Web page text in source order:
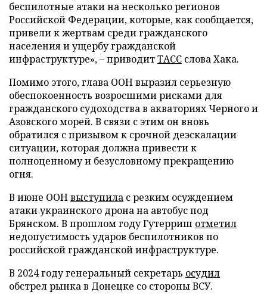
беспилотные атаки на несколько регионов
Российской Федерации, которые, как сообщается,
привели к жертвам среди гражданского
населения и ущербу гражданской
инфраструктуре», – приводитТАСС слова Хака.
Помимо этого, глава ООН выразил серьезную
обеспокоенность возросшими рисками для
гражданского судоходства в акваториях Черного и
Азовского морей. В связи с этим он вновь
обратился с призывом к срочной деэскалации
ситуации, которая должна привести к
полноценному и безусловному прекращению
огня.
В июне ООНвыступила с резким осуждением
атаки украинского дрона на автобус под
Брянском. В прошлом году Гутерриш отметил
недопустимость ударов беспилотников по
российской гражданской инфраструктуре.
В 2024 году генеральный секретарь осудил
обстрел рынка в Донецке со стороны ВСУ.